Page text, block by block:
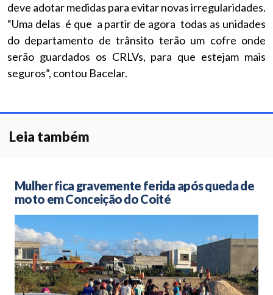
deve adotar medidas para evitar novas irregularidades.
“Uma delas é que a partir de agora todas as unidades
do departamento de trânsito terão um cofre onde
serão guardados os CRLVs, para que estejam mais
seguros”, contou Bacelar.
Leia também
Mulher fica gravemente ferida após queda de
moto em Conceição do Coité